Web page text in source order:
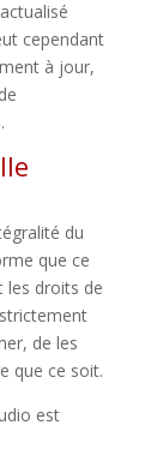
cependant
à jour,
du
que ce
les droits de
de les
que ce soit.
est